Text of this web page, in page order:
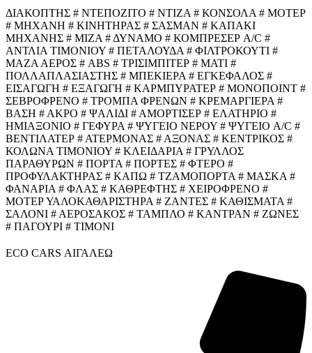
ΔΙΑΚΟΠΤΗΣ # ΝΤΕΠΟΖΙΤΟ # ΝΤΙΖΑ # ΚΟΝΣΟΛΑ # ΜΟΤΕΡ
# ΜΗΧΑΝΗ # ΚΙΝΗΤΗΡΑΣ # ΣΑΣΜΑΝ # ΚΑΠΑΚΙ
ΜΗΧΑΝΗΣ # ΜΙΖΑ # ΔΥΝΑΜΟ # ΚΟΜΠΡΕΣΕΡ A/C #
ΑΝΤΛΙΑ ΤΙΜΟΝΙΟΥ # ΠΕΤΑΛΟΥΔΑ # ΦΙΛΤΡΟΚΟΥΤΙ #
ΜΑΖΑ ΑΕΡΟΣ # ABS # ΤΡΙΣΙΜΠΙΤΕΡ # ΜΑΤΙ #
ΠΟΛΛΑΠΛΑΣΙΑΣΤΗΣ # ΜΠΕΚΙΕΡΑ # ΕΓΚΕΦΑΛΟΣ #
ΕΙΣΑΓΩΓΗ # ΕΞΑΓΩΓΗ # ΚΑΡΜΠΥΡΑΤΕΡ # ΜΟΝΟΠΟΙΝΤ #
ΣΕΒΡΟΦΡΕΝΟ # ΤΡΟΜΠΑ ΦΡΕΝΩΝ # ΚΡΕΜΑΡΓΙΕΡΑ #
ΒΑΣΗ # ΑΚΡΟ # ΨΑΛΙΔΙ # ΑΜΟΡΤΙΣΕΡ # ΕΛΑΤΗΡΙΟ #
ΗΜΙΑΞΟΝΙΟ # ΓΕΦΥΡΑ # ΨΥΓΕΙΟ ΝΕΡΟΥ # ΨΥΓΕΙΟ A/C #
ΒΕΝΤΙΛΑΤΕΡ # ΑΤΕΡΜΟΝΑΣ # ΑΞΟΝΑΣ # ΚΕΝΤΡΙΚΟΣ #
ΚΟΛΩΝΑ ΤΙΜΟΝΙΟΥ # ΚΛΕΙΔΑΡΙΑ # ΓΡΥΛΛΟΣ
ΠΑΡΑΘΥΡΩΝ # ΠΟΡΤΑ # ΠΟΡΤΕΣ # ΦΤΕΡΟ #
ΠΡΟΦΥΛΑΚΤΗΡΑΣ # ΚΑΠΩ # ΤΖΑΜΟΠΟΡΤΑ # ΜΑΣΚΑ #
ΦΑΝΑΡΙΑ # ΦΛΑΣ # ΚΑΘΡΕΦΤΗΣ # ΧΕΙΡΟΦΡΕΝΟ #
ΜΟΤΕΡ ΥΑΛΟΚΑΘΑΡΙΣΤΗΡΑ # ΖΑΝΤΕΣ # ΚΑΘΙΣΜΑΤΑ #
ΣΑΛΟΝΙ # ΑΕΡΟΣΑΚΟΣ # ΤΑΜΠΛΟ # ΚΑΝΤΡΑΝ # ΖΩΝΕΣ
# ΠΑΓΟΥΡΙ # ΤΙΜΟΝΙ
ECO CARS ΑΙΓΑΛΕΩ